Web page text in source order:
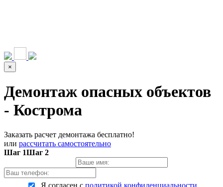
×
Демонтаж опасных объектов
- Кострома
Заказать расчет демонтажа бесплатно!
или рассчитать самостоятельно
Шаг 1Шаг 2